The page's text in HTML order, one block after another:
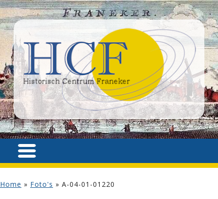
Home » Foto's » A-04-01-01220